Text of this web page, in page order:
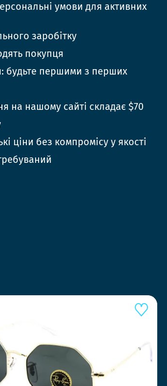
умови для активних
заробітку
покупця
будьте першими з перших
на нашому сайті складає $70
ціни без компромісу у якості